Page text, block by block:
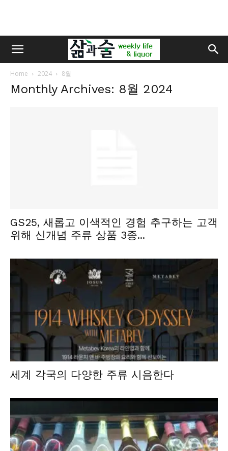
Home 2024 8월
Monthly Archives: 8월 2024
GS25, 새롭고 이색적인 경험 추구하는 고객
위해 신개념 주류 상품 3종...
세계 각국의 다양한 주류 시음한다